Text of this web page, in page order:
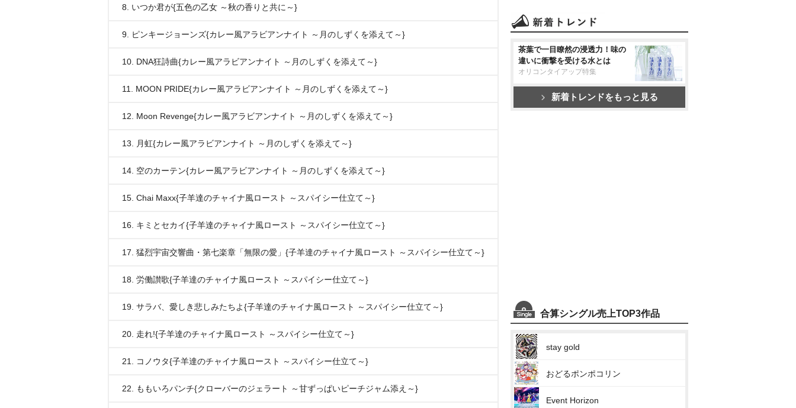
8. いつか君が{五色の乙女 ～秋の香りと共に～}
9. ピンキージョーンズ{カレー風アラビアンナイト ～月のしずくを添えて～}
10. DNA狂詩曲{カレー風アラビアンナイト ～月のしずくを添えて～}
11. MOON PRIDE{カレー風アラビアンナイト ～月のしずくを添えて～}
12. Moon Revenge{カレー風アラビアンナイト ～月のしずくを添えて～}
13. 月虹{カレー風アラビアンナイト ～月のしずくを添えて～}
14. 空のカーテン{カレー風アラビアンナイト ～月のしずくを添えて～}
15. Chai Maxx{子羊達のチャイナ風ロースト ～スパイシー仕立て～}
16. キミとセカイ{子羊達のチャイナ風ロースト ～スパイシー仕立て～}
17. 猛烈宇宙交響曲・第七楽章「無限の愛」{子羊達のチャイナ風ロースト ～スパイシー仕立て～}
18. 労働讃歌{子羊達のチャイナ風ロースト ～スパイシー仕立て～}
19. サラバ、愛しき悲しみたちよ{子羊達のチャイナ風ロースト ～スパイシー仕立て～}
20. 走れ!{子羊達のチャイナ風ロースト ～スパイシー仕立て～}
21. コノウタ{子羊達のチャイナ風ロースト ～スパイシー仕立て～}
22. ももいろパンチ{クローバーのジェラート ～甘ずっぱいピーチジャム添え～}
茶葉で一目瞭然の浸透力！味の
違いに衝撃を受ける水とは
オリコンタイアップ特集
新着トレンドをもっと見る
合算シングル売上TOP3作品
stay gold
おどるポンポコリン
Event Horizon